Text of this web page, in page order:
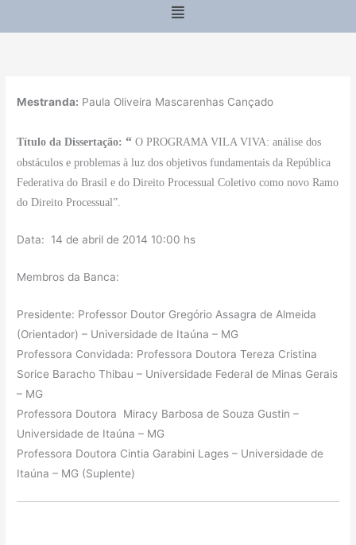
Menu
Mestranda: Paula Oliveira Mascarenhas Cançado
Título da Dissertação: “O PROGRAMA VILA VIVA: análise dos
obstáculos e problemas à luz dos objetivos fundamentais da República
Federativa do Brasil e do Direito Processual Coletivo como novo Ramo
do Direito Processual”.
Data: 14 de abril de 2014 10:00 hs
Membros da Banca:
Presidente: Professor Doutor Gregório Assagra de Almeida
(Orientador) – Universidade de Itaúna – MG
Professora Convidada: Professora Doutora Tereza Cristina
Sorice Baracho Thibau – Universidade Federal de Minas Gerais
– MG
Professora Doutora Miracy Barbosa de Souza Gustin –
Universidade de Itaúna – MG
Professora Doutora Cintia Garabini Lages – Universidade de
Itaúna – MG (Suplente)